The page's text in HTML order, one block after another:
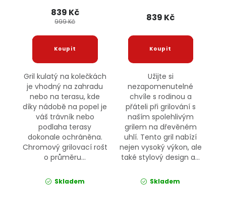
839 Kč
999 Kč
Gril kulatý na kolečkách
je vhodný na zahradu
nebo na terasu, kde
díky nádobě na popel je
váš trávník nebo
podlaha terasy
dokonale ochráněna.
Chromový grilovací rošt
o průměru...
Skladem
839 Kč
Užijte si
nezapomenutelné
chvíle s rodinou a
přáteli při grilování s
naším spolehlivým
grilem na dřevěném
uhlí. Tento gril nabízí
nejen vysoký výkon, ale
také stylový design a...
Skladem